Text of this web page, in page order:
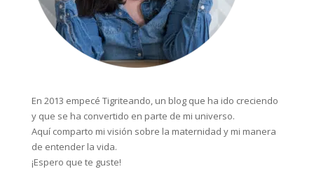
En 2013 empecé Tigriteando, un blog que ha ido creciendo
y que se ha convertido en parte de mi universo.
Aquí comparto mi visión sobre la maternidad y mi manera
de entender la vida.
¡Espero que te guste!